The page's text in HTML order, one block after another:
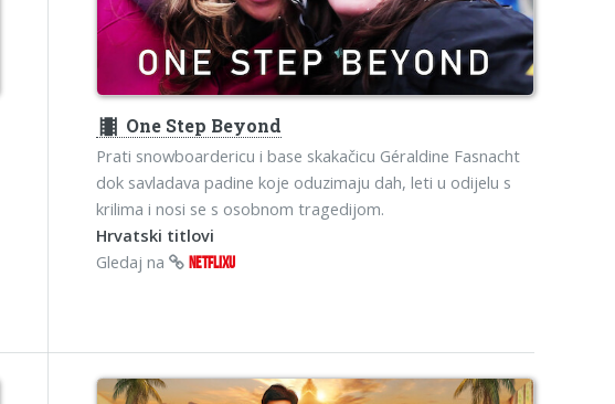
theaters One Step Beyond
Prati snowboardericu i base skakačicu Géraldine Fasnacht
dok savladava padine koje oduzimaju dah, leti u odijelu s
krilima i nosi se s osobnom tragedijom.
Hrvatski titlovi
Gledaj na
NETFLIXU